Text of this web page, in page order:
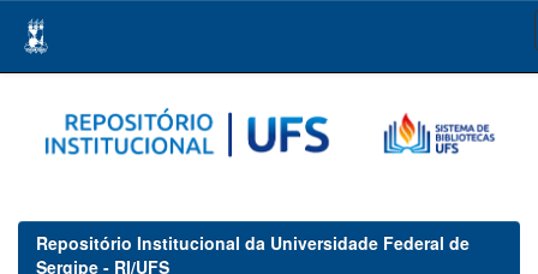
navigation
Repositório Institucional da Universidade Federal de
Sergipe - RI/UFS